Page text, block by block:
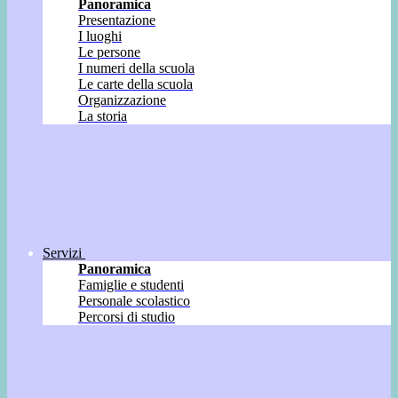
Panoramica
Presentazione
I luoghi
Le persone
I numeri della scuola
Le carte della scuola
Organizzazione
La storia
Servizi
Panoramica
Famiglie e studenti
Personale scolastico
Percorsi di studio